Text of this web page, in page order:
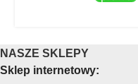
NASZE SKLEPY
Sklep internetowy: